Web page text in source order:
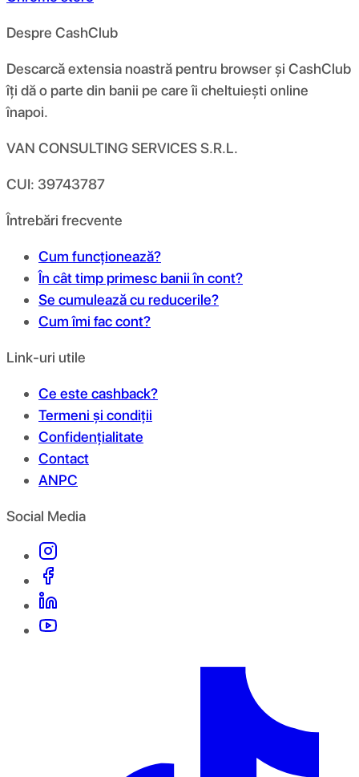
Despre CashClub
Descarcă extensia noastră pentru browser și CashClub
îți dă o parte din banii pe care îi cheltuiești online
înapoi.
VAN CONSULTING SERVICES S.R.L.
CUI: 39743787
Întrebări frecvente
Cum funcționează?
În cât timp primesc banii în cont?
Se cumulează cu reducerile?
Cum îmi fac cont?
Link-uri utile
Ce este cashback?
Termeni și condiții
Confidențialitate
Contact
ANPC
Social Media